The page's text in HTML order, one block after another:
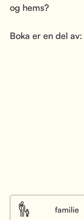
og hems?
Boka er en del av:
familie